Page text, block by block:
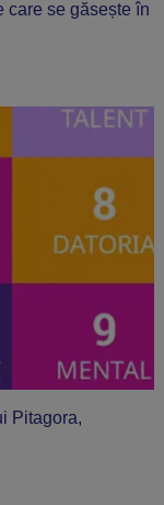
care se găsește în
Pitagora,